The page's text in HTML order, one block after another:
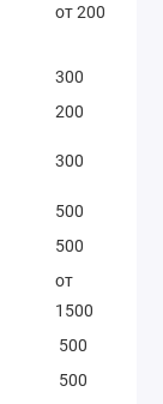
от 200
300
200
300
500
500
от
1500
500
500